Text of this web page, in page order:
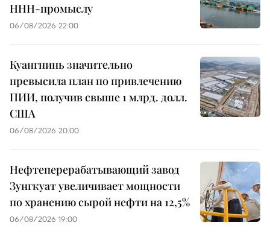
ННН-промыслу
06/08/2026 22:00
Куангнинь значительно
превысила план по привлечению
ПИИ, получив свыше 1 млрд. долл.
США
06/08/2026 20:00
Нефтеперерабатывающий завод
Зунгкуат увеличивает мощности
по хранению сырой нефти на 12,5%
06/08/2026 19:00